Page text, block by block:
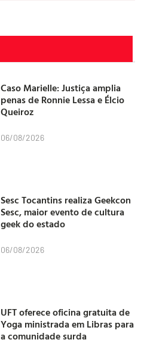
Caso Marielle: Justiça amplia
penas de Ronnie Lessa e Élcio
Queiroz
06/08/2026
Sesc Tocantins realiza Geekcon
Sesc, maior evento de cultura
geek do estado
06/08/2026
UFT oferece oficina gratuita de
Yoga ministrada em Libras para
a comunidade surda